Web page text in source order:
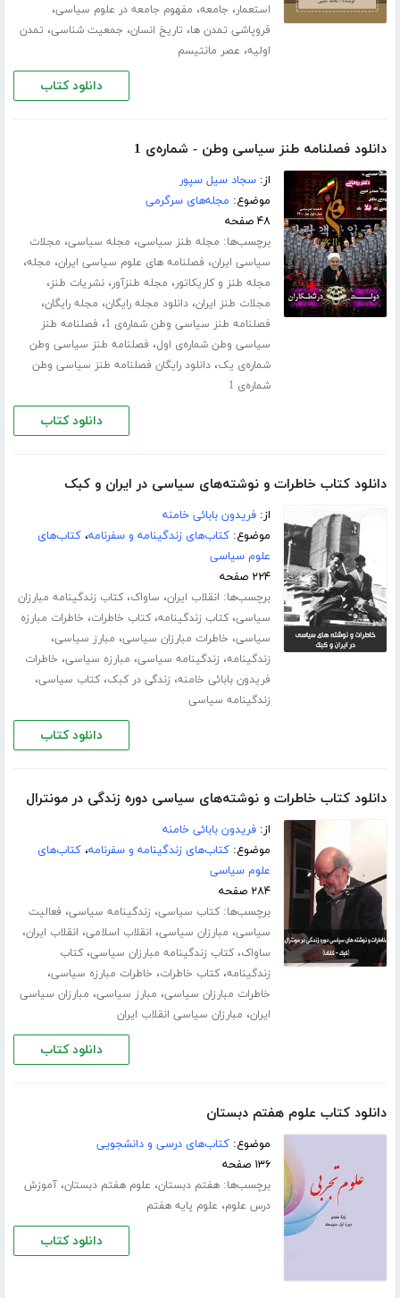
استعمار، جامعه، مفهوم جامعه در علوم سیاسی،
فروپاشی تمدن ها، تاریخ انسان، جمعیت شناسی، تمدن
اولیه، عصر مانتیسم
دانلود کتاب
دانلود فصلنامه طنز سیاسی وطن - شماره‌ی 1
از:سجاد سیل سپور
موضوع: مجله‌های سرگرمی
۴۸ صفحه
برچسب‌ها: مجله طنز سیاسی، مجله سیاسی، مجلات
سیاسی ایران، فصلنامه های علوم سیاسی ایران، مجله،
مجله طنز و کاریکاتور، مجله طنزآور،نشریات طنز،
مجلات طنز ایران،دانلود مجله رایگان، مجله رایگان،
فصلنامه طنز سیاسی وطن شماره‌ی 1 ، فصلنامه طنز
سیاسی وطن شماره‌ی اول، فصلنامه طنز سیاسی وطن
شماره‌ی یک،دانلود رایگان فصلنامه طنز سیاسی وطن
شماره‌ی 1
دانلود کتاب
دانلود کتاب خاطرات و نوشته‌های سیاسی در ایران و کبک
از:فریدون بابائی خامنه
موضوع:کتاب‌های زندگینامه و سفرنامه،کتاب‌های
علوم سیاسی
۲۲۴ صفحه
برچسب‌ها: انقلاب ایران، ساواک،کتاب زندگینامه مبارزان
سیاسی،کتاب زندگینامه،کتاب خاطرات، خاطرات مبارزه
سیاسی، خاطرات مبارزان سیاسی، مبارز سیاسی،
زندگینامه، زندگینامه سیاسی، مبارزه سیاسی، خاطرات
فریدون بابائی خامنه، زندگی در کبک،کتاب سیاسی،
زندگینامه سیاسی
دانلود کتاب
دانلود کتاب خاطرات و نوشته‌های سیاسی دوره زندگی در مونترال
از:فریدون بابائی خامنه
موضوع:کتاب‌های زندگینامه و سفرنامه،کتاب‌های
علوم سیاسی
۲۸۴ صفحه
برچسب‌ها:کتاب سیاسی، زندگینامه سیاسی، فعالیت
سیاسی، مبارزان سیاسی، انقلاب اسلامی، انقلاب ایران،
ساواک،کتاب زندگینامه مبارزان سیاسی،کتاب
زندگینامه،کتاب خاطرات، خاطرات مبارزه سیاسی،
خاطرات مبارزان سیاسی، مبارز سیاسی، مبارزان سیاسی
ایران، مبارزان سیاسی انقلاب ایران
دانلود کتاب
دانلود کتاب علوم هفتم دبستان
موضوع:کتاب‌های درسی و دانشجویی
۱۳۶ صفحه
برچسب‌ها:هفتم دبستان، علوم هفتم دبستان،آموزش
درس علوم، علوم پایه هفتم
دانلود کتاب